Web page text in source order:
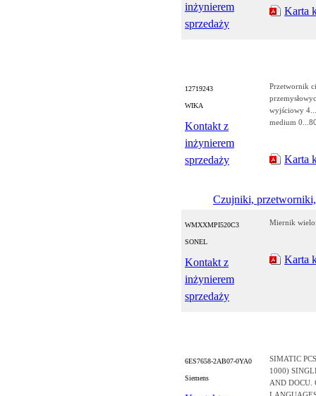
inżynierem
sprzedaży
Karta
12719243
WIKA
Kontakt z
inżynierem
sprzedaży
Przetwornik
wyjściowy
medium
Karta
Czujniki,
WMXXMPI520C3
SONEL
Kontakt z
inżynierem
sprzedaży
Miernik
Karta
6ES7658-2AB07-0YA0
Siemens
SIMATIC
1000)
AND DOCU.